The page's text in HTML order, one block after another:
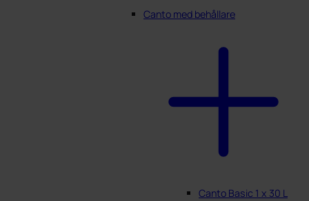
Canto med behållare
Canto Basic 1 x 30 L